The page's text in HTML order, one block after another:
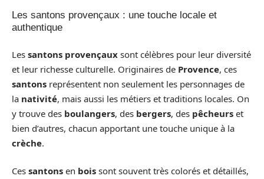
Les santons provençaux : une touche locale et
authentique
Les santons provençaux sont célèbres pour leur diversité
et leur richesse culturelle. Originaires de Provence, ces
santons représentent non seulement les personnages de
la nativité, mais aussi les métiers et traditions locales. On
y trouve des boulangers, des bergers, des pêcheurs et
bien d’autres, chacun apportant une touche unique à la
crèche.
Ces santons en bois sont souvent très colorés et détaillés,